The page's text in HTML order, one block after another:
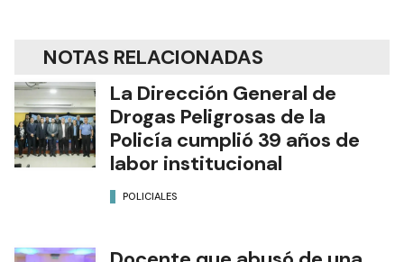
NOTAS RELACIONADAS
La Dirección General de
Drogas Peligrosas de la
Policía cumplió 39 años de
labor institucional
POLICIALES